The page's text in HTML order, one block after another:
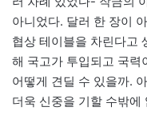
아니었다. 달러 한 장이
협상 테이블을 차린다고
해 국고가 투입되고 국력
어떻게 견딜 수 있을까.
더욱 신중을 기할 수밖에